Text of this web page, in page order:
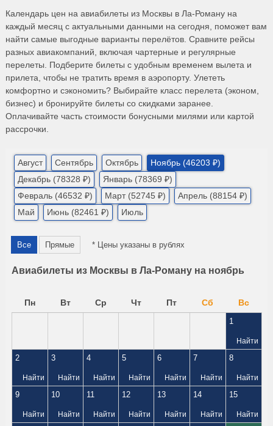
Календарь цен на авиабилеты из Москвы в Ла-Роману на
каждый месяц с актуальными данными на сегодня, поможет вам
найти самые выгодные варианты перелётов. Сравните рейсы
разных авиакомпаний, включая чартерные и регулярные
перелеты. Подберите билеты с удобным временем вылета и
прилета, чтобы не тратить время в аэропорту. Улететь
комфортно и сэкономить? Выбирайте класс перелета (эконом,
бизнес) и бронируйте билеты со скидками заранее.
Оплачивайте часть стоимости бонусными милями или картой
рассрочки.
Август Сентябрь Октябрь
Ноябрь (46203 ₽)
Декабрь (78328 ₽)
Январь (78369 ₽)
Февраль (46532 ₽)
Март (52745 ₽)
Апрель (88154 ₽)
Май
Июнь (82461 ₽) Июль
Все Прямые * Цены указаны в рублях
Авиабилеты из Москвы в Ла-Роману на ноябрь
Пн Вт Ср Чт Пт Сб Вс
1
Найти
2
Найти
3
Найти
4
Найти
5
Найти
6
Найти
7
Найти
8
Найти
9
Найти
10
Найти
11
Найти
12
Найти
13
Найти
14
Найти
15
Найти